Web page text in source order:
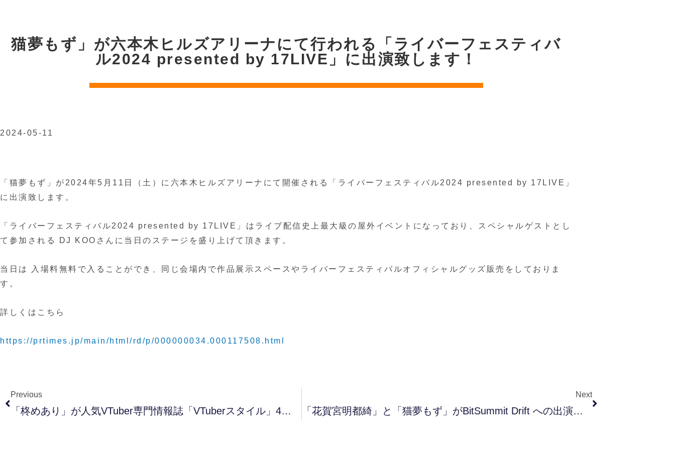
猫夢もず」が六本木ヒルズアリーナにて行われる「ライバーフェスティバ
ル2024 presented by 17LIVE」に出演致します！
2024-05-11
「猫夢もず」が2024年5月11日（土）に六本木ヒルズアリーナにて開催される「ライバーフェスティバル2024 presented by 17LIVE」
に出演致します。
「ライバーフェスティバル2024 presented by 17LIVE」はライブ配信史上最大級の屋外イベントになっており、スペシャルゲストとし
て参加される DJ KOOさんに当日のステージを盛り上げて頂きます。
当日は 入場料無料で入ることができ、同じ会場内で作品展示スペースやライバーフェスティバルオフィシャルグッズ販売をしておりま
す。
詳しくはこちら
https://prtimes.jp/main/html/rd/p/000000034.000117508.html
Previous
「柊めあり」が人気VTuber専門情報誌「VTuberスタイル」4月号に掲載されました！
Next
「花賀宮明都綺」と「猫夢もず」がBitSummit Drift への出演が決定致しました！